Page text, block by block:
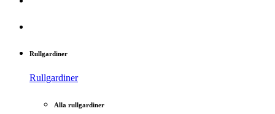
Rullgardiner
Rullgardiner
Alla rullgardiner